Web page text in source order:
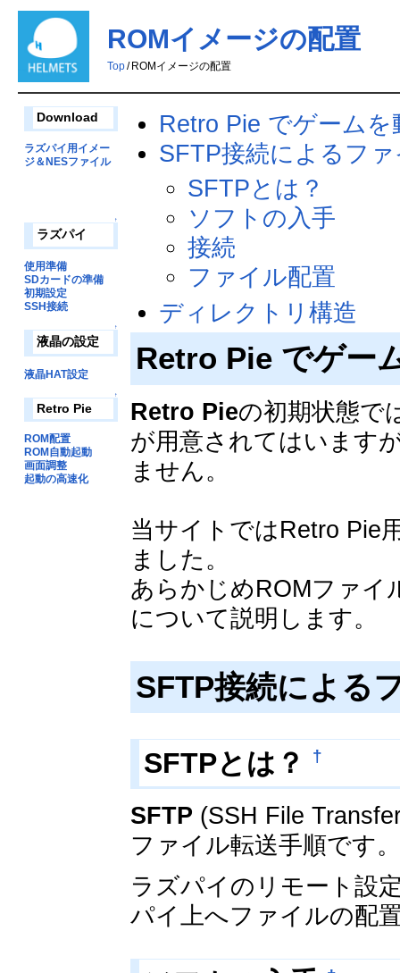
ROMイメージの配置
Top / ROMイメージの配置
Download
ラズパイ用イメー
ジ＆NESファイル
↑
ラズパイ
使用準備
SDカードの準備
初期設定
SSH接続
↑
液晶の設定
液晶HAT設定
↑
Retro Pie
ROM配置
ROM自動起動
画面調整
起動の高速化
Retro Pie でゲーム
SFTP接続によるフ
SFTPとは？
ソフトの入手
接続
ファイル配置
ディレクトリ構造
Retro Pie でゲー
Retro Pieの初期状態で
が用意されてはいます
ません。
当サイトではRetro Pie
ました。
あらかじめROMファイ
について説明します。
SFTP接続による
SFTPとは？ †
SFTP (SSH File
ファイル転送手順です
ラズパイのリモート設
パイ上へファイルの配